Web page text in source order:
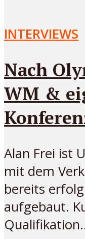
INTERVIEWS
Nach
WM &
Alan Frei ist
mit dem
bereits
aufgebaut.